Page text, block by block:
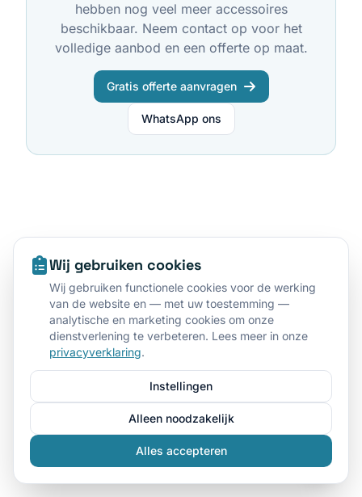
Wij gebruiken cookies
Wij gebruiken functionele cookies voor de werking
van de website en — met uw toestemming —
analytische en marketing cookies om onze
dienstverlening te verbeteren. Lees meer in onze
privacyverklaring.
Instellingen
Alleen noodzakelijk
Alles accepteren
hebben nog veel meer accessoires
beschikbaar. Neem contact op voor het
volledige aanbod en een offerte op maat.
Gratis offerte aanvragen
WhatsApp ons